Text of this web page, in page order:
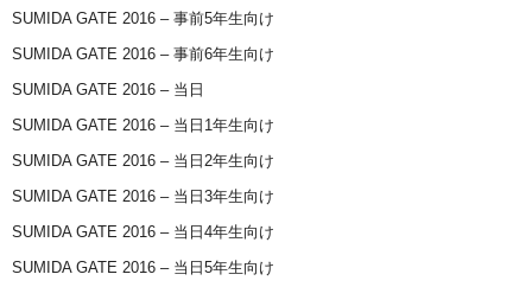
SUMIDA GATE 2016 – 事前5年生向け
SUMIDA GATE 2016 – 事前6年生向け
SUMIDA GATE 2016 – 当日
SUMIDA GATE 2016 – 当日1年生向け
SUMIDA GATE 2016 – 当日2年生向け
SUMIDA GATE 2016 – 当日3年生向け
SUMIDA GATE 2016 – 当日4年生向け
SUMIDA GATE 2016 – 当日5年生向け